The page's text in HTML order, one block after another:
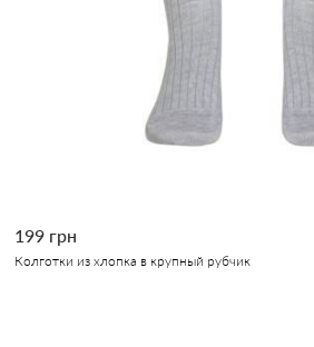
199 грн
Колготки из хлопка в крупный рубчик